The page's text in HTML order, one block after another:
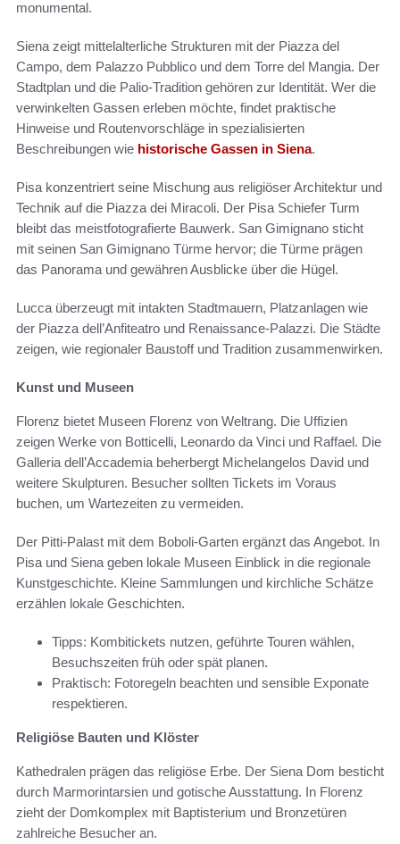
monumental.
Siena zeigt mittelalterliche Strukturen mit der Piazza del
Campo, dem Palazzo Pubblico und dem Torre del Mangia. Der
Stadtplan und die Palio-Tradition gehören zur Identität. Wer die
verwinkelten Gassen erleben möchte, findet praktische
Hinweise und Routenvorschläge in spezialisierten
Beschreibungen wie historische Gassen in Siena.
Pisa konzentriert seine Mischung aus religiöser Architektur und
Technik auf die Piazza dei Miracoli. Der Pisa Schiefer Turm
bleibt das meistfotografierte Bauwerk. San Gimignano sticht
mit seinen San Gimignano Türme hervor; die Türme prägen
das Panorama und gewähren Ausblicke über die Hügel.
Lucca überzeugt mit intakten Stadtmauern, Platzanlagen wie
der Piazza dell’Anfiteatro und Renaissance-Palazzi. Die Städte
zeigen, wie regionaler Baustoff und Tradition zusammenwirken.
Kunst und Museen
Florenz bietet Museen Florenz von Weltrang. Die Uffizien
zeigen Werke von Botticelli, Leonardo da Vinci und Raffael. Die
Galleria dell’Accademia beherbergt Michelangelos David und
weitere Skulpturen. Besucher sollten Tickets im Voraus
buchen, um Wartezeiten zu vermeiden.
Der Pitti-Palast mit dem Boboli-Garten ergänzt das Angebot. In
Pisa und Siena geben lokale Museen Einblick in die regionale
Kunstgeschichte. Kleine Sammlungen und kirchliche Schätze
erzählen lokale Geschichten.
Tipps: Kombitickets nutzen, geführte Touren wählen,
Besuchszeiten früh oder spät planen.
Praktisch: Fotoregeln beachten und sensible Exponate
respektieren.
Religiöse Bauten und Klöster
Kathedralen prägen das religiöse Erbe. Der Siena Dom besticht
durch Marmorintarsien und gotische Ausstattung. In Florenz
zieht der Domkomplex mit Baptisterium und Bronzetüren
zahlreiche Besucher an.